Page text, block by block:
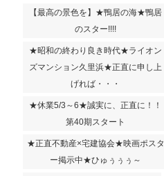
【最高の景色を】★鴨居の海★鴨居
のスター!!!!
★昭和の終わり良き時代★ライオン
ズマンション久里浜★正直に申し上
げれば・・・
★休業5/3～6★誠実に、正直に！！
第40期スタート
★正直不動産×宅建協会★映画ポスタ
ー掲示中★ひゅぅぅぅ～